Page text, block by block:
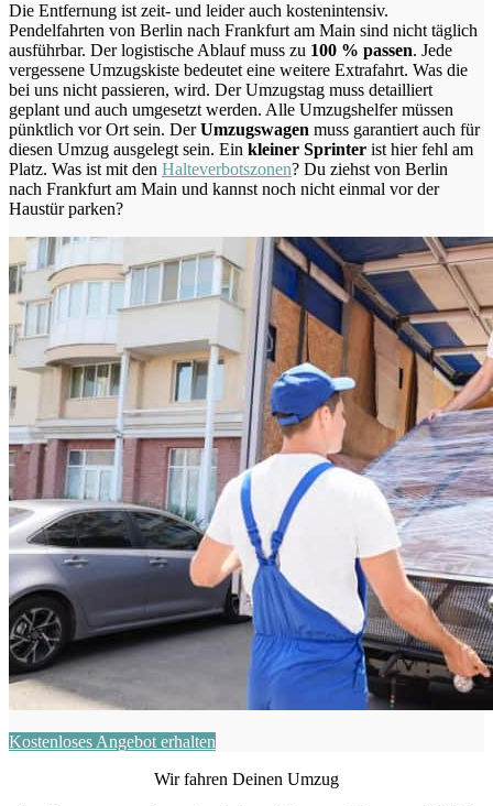
Die Entfernung ist zeit- und leider auch kostenintensiv.
Pendelfahrten von Berlin nach Frankfurt am Main sind nicht täglich
ausführbar. Der logistische Ablauf muss zu 100 % passen. Jede
vergessene Umzugskiste bedeutet eine weitere Extrafahrt. Was die
bei uns nicht passieren, wird. Der Umzugstag muss detailliert
geplant und auch umgesetzt werden. Alle Umzugshelfer müssen
pünktlich vor Ort sein. DerUmzugswagen muss garantiert auch für
diesen Umzug ausgelegt sein. Ein kleiner Sprinter ist hier fehl am
Platz. Was ist mit den Halteverbotszonen? Du ziehst von Berlin
nach Frankfurt am Main und kannst noch nicht einmal vor der
Haustür parken?
Kostenloses Angebot erhalten
Wir fahren Deinen Umzug